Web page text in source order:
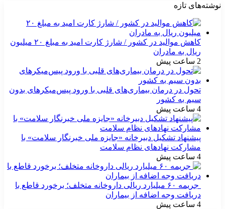
نوشته‌های تازه
کاهش موالید در کشور / شارژ کارت امید به مبلغ ۲۰ میلیون
ریال به مادران
2 ساعت پیش
تحول در درمان بیماری‌های قلبی با ورود پیس‌میکرهای بدون
سیم به کشور
4 ساعت پیش
پیشنهاد تشکیل دبیرخانه «جایزه ملی خبرنگار سلامت» با
مشارکت نهادهای نظام سلامت
4 ساعت پیش
جریمه ۶۰ میلیارد ریالی داروخانه متخلف؛ برخورد قاطع با
دریافت وجه اضافه از بیماران
4 ساعت پیش